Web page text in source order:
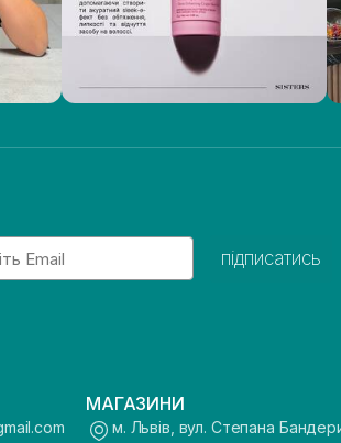
підписатись
МАГАЗИНИ
м. Львів, вул. Степана